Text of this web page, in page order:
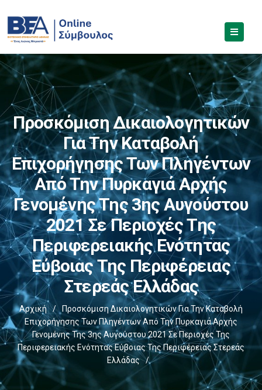
Προσκόμιση Δικαιολογητικών
Για Την Καταβολή
Επιχορήγησης Των Πληγέντων
Από Την Πυρκαγιά Αρχής
Γενομένης Της 3ης Αυγούστου
2021 Σε Περιοχές Της
Περιφερειακής Ενότητας
Εύβοιας Της Περιφέρειας
Στερεάς Ελλάδας
Αρχική /
Προσκόμιση Δικαιολογητικών Για Την Καταβολή
Επιχορήγησης Των Πληγέντων Από Την Πυρκαγιά Αρχής
Γενομένης Της 3ης Αυγούστου 2021 Σε Περιοχές Της
Περιφερειακής Ενότητας Εύβοιας Της Περιφέρειας Στερεάς
Ελλάδας
/